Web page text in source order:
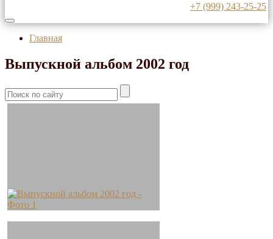
+7 (999) 243-25-25
Главная
Выпускной альбом 2002 год